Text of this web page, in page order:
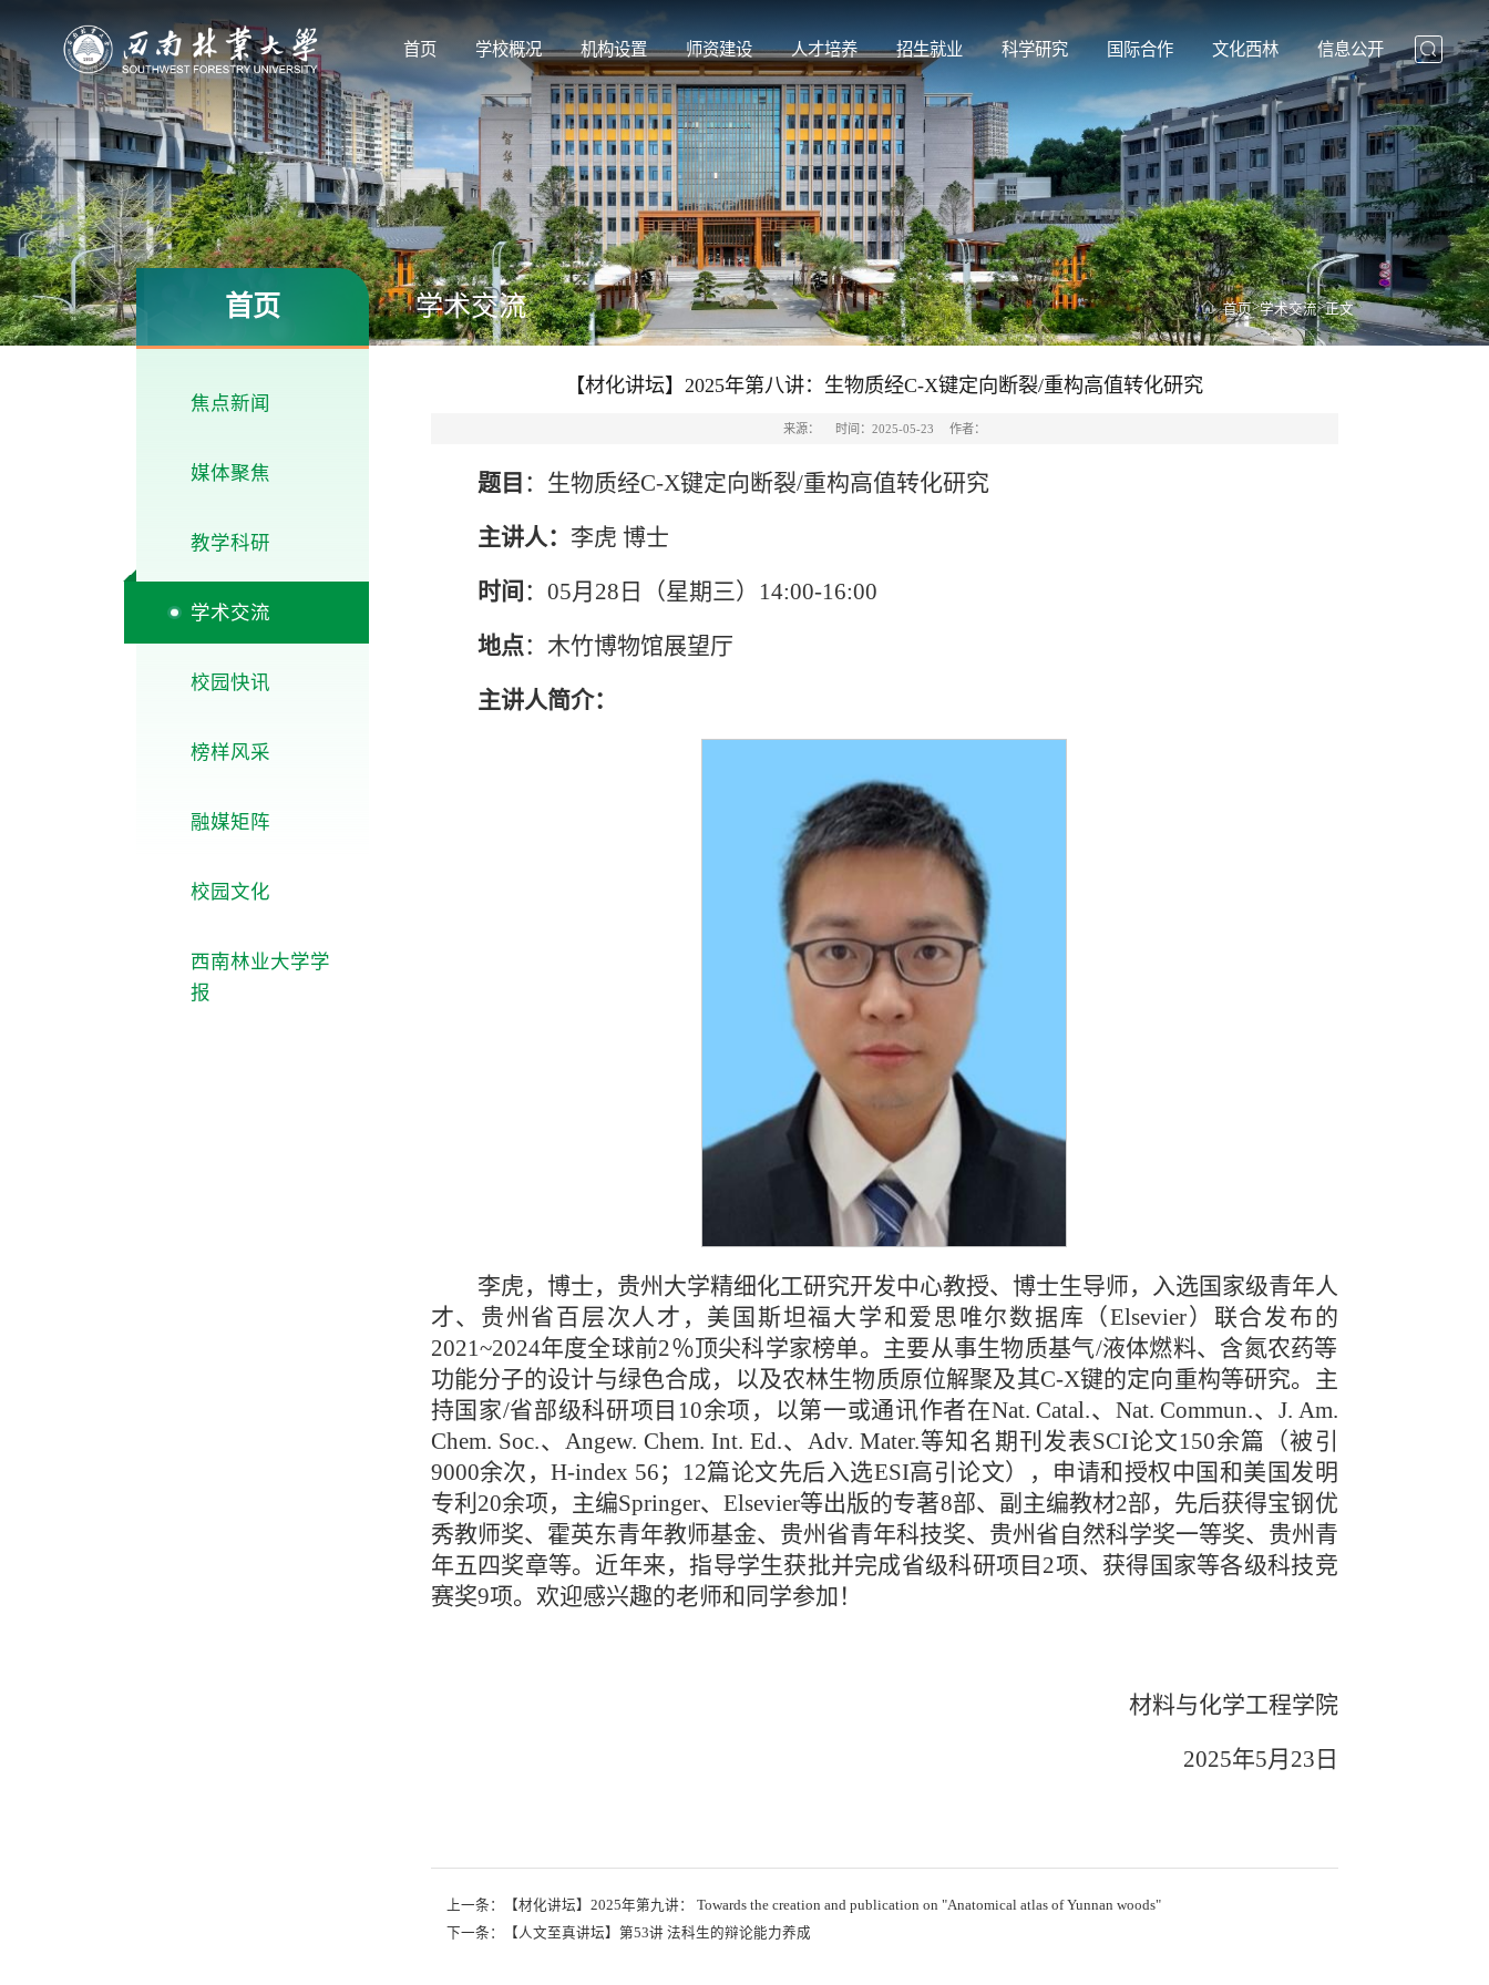
首页 学校概况 机构设置 师资建设 人才培养 招生就业 科学研究 国际合作 文化西林 信息公开
首页
焦点新闻
媒体聚焦
教学科研
学术交流
校园快讯
榜样风采
融媒矩阵
校园文化
西南林业大学学
报
学术交流 首页>学术交流>正文
【材化讲坛】2025年第八讲：生物质经C-X键定向断裂/重构高值转化研究
来源： 时间：2025-05-23 作者：
题目 ：生物质经C-X键定向断裂/重构高值转化研究
主讲人： 李虎 博士
时间 ：05月28日（星期三）14:00-16:00
地点：木竹博物馆展望厅
主讲人简介：
李虎，博士，贵州大学精细化工研究开发中心教授、博士生导师，入选国家级青年人
才、贵州省百层次人才，美国斯坦福大学和爱思唯尔数据库（Elsevier）联合发布的
2021~2024年度全球前2％顶尖科学家榜单。主要从事生物质基气/液体燃料、含氮农药等
功能分子的设计与绿色合成，以及农林生物质原位解聚及其C-X键的定向重构等研究。主
持国家/省部级科研项目10余项，以第一或通讯作者在Nat. Catal.、Nat. Commun.、J. Am.
Chem. Soc.、Angew. Chem. Int. Ed.、Adv. Mater.等知名期刊发表SCI论文150余篇（被引
9000余次，H-index 56；12篇论文先后入选ESI高引论文），申请和授权中国和美国发明
专利20余项，主编Springer、Elsevier等出版的专著8部、副主编教材2部，先后获得宝钢优
秀教师奖、霍英东青年教师基金、贵州省青年科技奖、贵州省自然科学奖一等奖、贵州青
年五四奖章等。近年来，指导学生获批并完成省级科研项目2项、获得国家等各级科技竞
赛奖9项。欢迎感兴趣的老师和同学参加！
材料与化学工程学院
2025年5月23日
上一条：
【材化讲坛】2025年第九讲： Towards the creation and publication on "Anatomical atlas of Yunnan woods"
下一条：
【人文至真讲坛】第53讲 法科生的辩论能力养成